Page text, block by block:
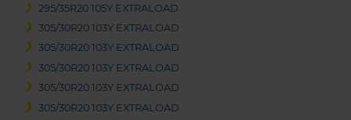
295/35R20 105Y EXTRALOAD
305/30R20 103Y EXTRALOAD
305/30R20 103Y EXTRALOAD
305/30R20 103Y EXTRALOAD
305/30R20 103Y EXTRALOAD
305/30R20 103Y EXTRALOAD